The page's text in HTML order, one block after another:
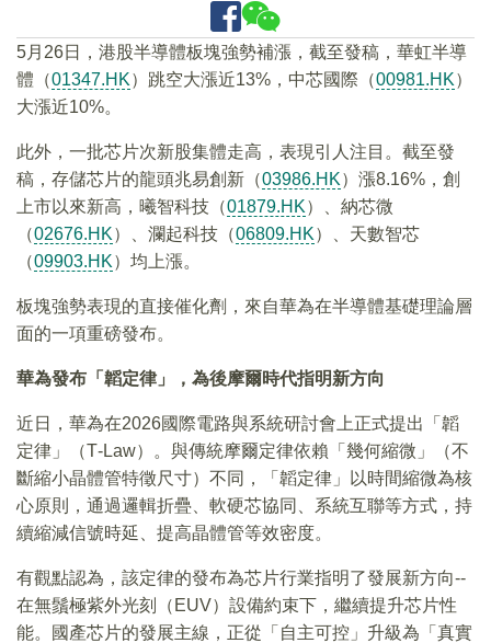
5月26日，港股半導體板塊強勢補漲，截至發稿，華虹半導
體（01347.HK）跳空大漲近13%，中芯國際（00981.HK）
大漲近10%。
此外，一批芯片次新股集體走高，表現引人注目。截至發
稿，存儲芯片的龍頭兆易創新（03986.HK）漲8.16%，創
上市以來新高，曦智科技（01879.HK）、納芯微
（02676.HK）、瀾起科技（06809.HK）、天數智芯
（09903.HK）均上漲。
板塊強勢表現的直接催化劑，來自華為在半導體基礎理論層
面的一項重磅發布。
華為發布「韜定律」，為後摩爾時代指明新方向
近日，華為在2026國際電路與系統研討會上正式提出「韜
定律」（Τ-Law）。與傳統摩爾定律依賴「幾何縮微」（不
斷縮小晶體管特徵尺寸）不同，「韜定律」以時間縮微為核
心原則，通過邏輯折疊、軟硬芯協同、系統互聯等方式，持
續縮減信號時延、提高晶體管等效密度。
有觀點認為，該定律的發布為芯片行業指明了發展新方向--
在無鬚極紫外光刻（EUV）設備約束下，繼續提升芯片性
能。國產芯片的發展主線，正從「自主可控」升級為「真實